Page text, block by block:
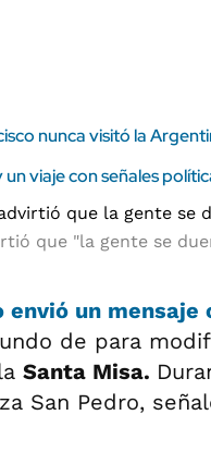
nunca visitó la
viaje con señales
que "la gente se
envió un mensaje
de para
Santa Misa.
San Pedro,